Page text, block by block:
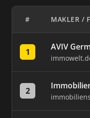
# MAKLER /
1 AVIV
2